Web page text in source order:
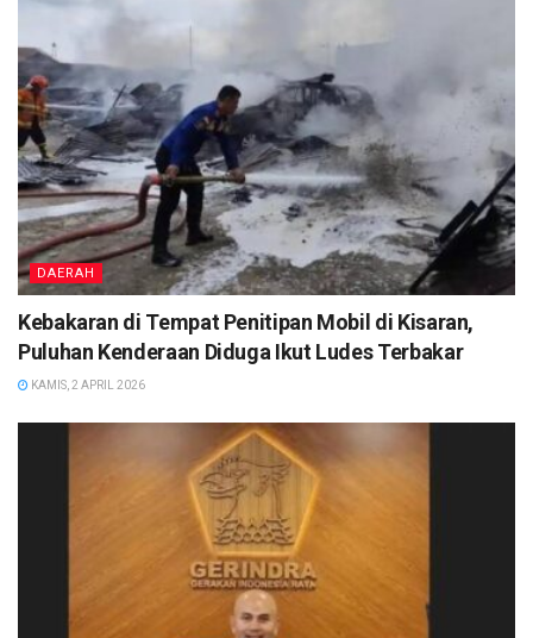
DAERAH
Kebakaran di Tempat Penitipan Mobil di Kisaran,
Puluhan Kenderaan Diduga Ikut Ludes Terbakar
KAMIS, 2 APRIL 2026